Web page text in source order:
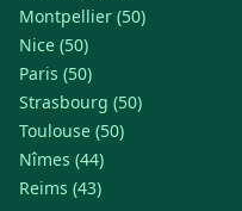
Montpellier (50)
Nice (50)
Paris (50)
Strasbourg (50)
Toulouse (50)
Nîmes (44)
Reims (43)